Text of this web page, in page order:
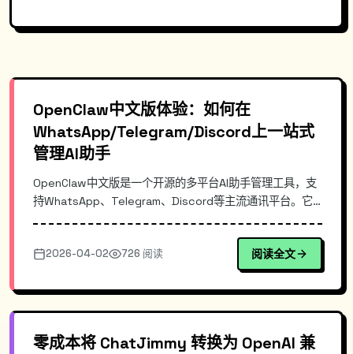
OpenClaw中文版体验：如何在
WhatsApp/Telegram/Discord上一站式
管理AI助手
OpenClaw中文版是一个开源的多平台AI助手管理工具，支
持WhatsApp、Telegram、Discord等主流通讯平台。它
上游更新。本文深入解析其架构设计、多平台接入原理，并
与同类工具进行对比，同时提供详细的安装配置示例，帮助
开发者快速搭建属于自己的多平台AI助手。
2026-04-02 726 阅读 阅读全文
零成本将 ChatJimmy 转换为 OpenAI 兼